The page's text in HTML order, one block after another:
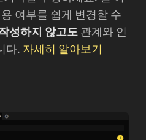
여부를 쉽게 변경할 수
성하지 않고도 관계와 인
다. 자세히 알아보기